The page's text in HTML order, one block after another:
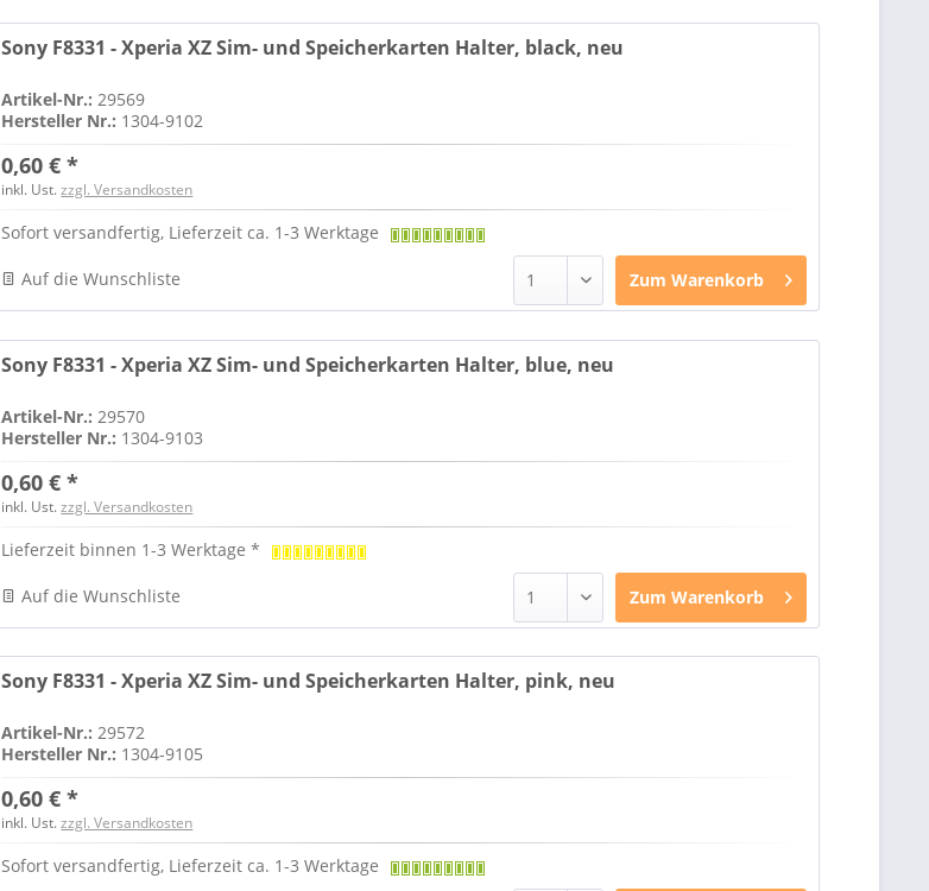
Sony F8331 - Xperia XZ Sim- und Speicherkarten Halter, black, neu
Artikel-Nr.:29569
Hersteller Nr.: 1304-9102
0,60 € *
inkl. Ust.zzgl. Versandkosten
Sofort versandfertig, Lieferzeit ca. 1-3 Werktage
Zum Warenkorb
Auf die Wunschliste
Sony F8331 - Xperia XZ Sim- und Speicherkarten Halter, blue, neu
Artikel-Nr.: 29570
Hersteller Nr.: 1304-9103
0,60 € *
inkl. Ust.zzgl. Versandkosten
Lieferzeit binnen 1-3 Werktage *
Zum Warenkorb
Auf die Wunschliste
Sony F8331 - Xperia XZ Sim- und Speicherkarten Halter, pink, neu
Artikel-Nr.:29572
Hersteller Nr.: 1304-9105
0,60 € *
inkl. Ust.zzgl. Versandkosten
Sofort versandfertig, Lieferzeit ca. 1-3 Werktage